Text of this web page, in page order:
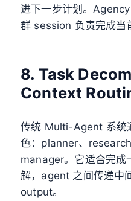
进下一步计划。
群 session 负责完成当
8. Task
Context
传统 Multi-Agent 系统
色：planner、
manager。它适合完成
解，agent 之间传递中
output。